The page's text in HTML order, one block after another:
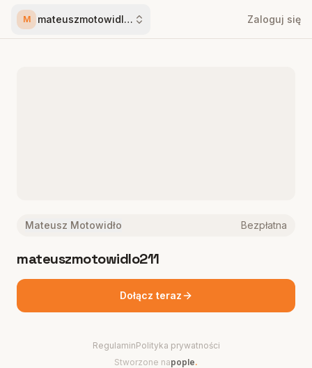
M mateuszmotowidlo211 Zaloguj się
Mateusz Motowidło Bezpłatna
mateuszmotowidlo211
Dołącz teraz
RegulaminPolityka prywatności
Stworzone napople.